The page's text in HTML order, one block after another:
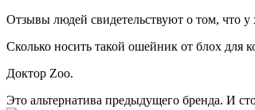
Отзывы людей свидетельствуют о том, что
Сколько носить такой ошейник от блох для
Доктор Zoo.
Это альтернатива предыдущего бренда. И